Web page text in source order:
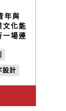
年與
文化能
一場連
宴精
設計